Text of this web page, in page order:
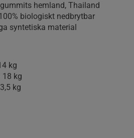
hemland, Thailand
biologiskt nedbrytbar
syntetiska material
kg
18 kg
kg